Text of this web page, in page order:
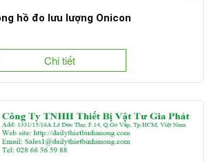
hồ đo lưu lượng Onicon
Chi tiết